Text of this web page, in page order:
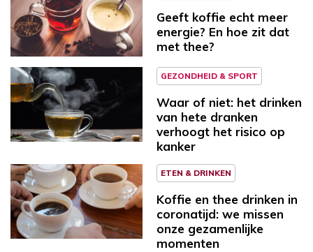
Geeft koffie echt meer
energie? En hoe zit dat
met thee?
GEZONDHEID & SPORT
Waar of niet: het drinken
van hete dranken
verhoogt het risico op
kanker
ETEN & DRINKEN
Koffie en thee drinken in
coronatijd: we missen
onze gezamenlijke
momenten